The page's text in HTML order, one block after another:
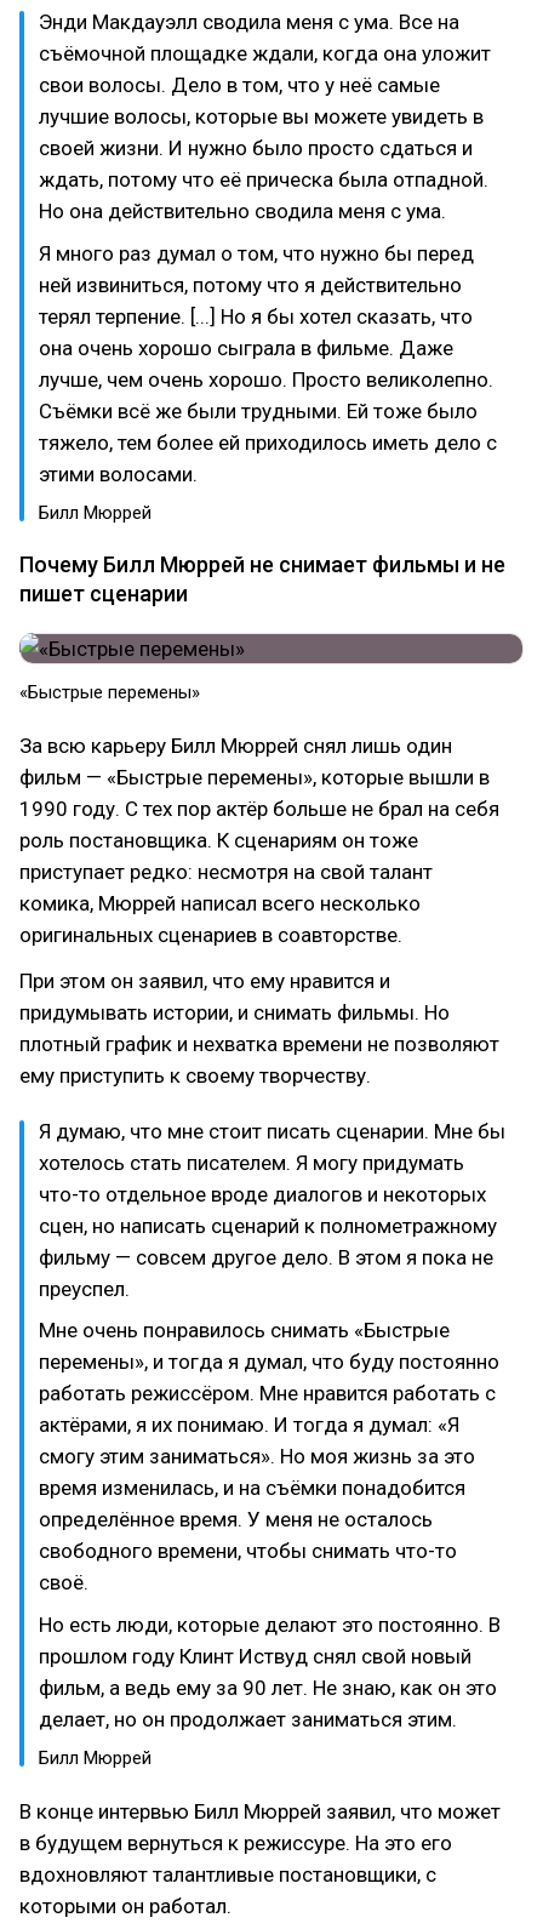
Энди Макдауэлл сводила меня с ума. Все на
съёмочной площадке ждали, когда она уложит
свои волосы. Дело в том, что у неё самые
лучшие волосы, которые вы можете увидеть в
своей жизни. И нужно было просто сдаться и
ждать, потому что её прическа была отпадной.
Но она действительно сводила меня с ума.
Я много раз думал о том, что нужно бы перед
ней извиниться, потому что я действительно
терял терпение. [...] Но я бы хотел сказать, что
она очень хорошо сыграла в фильме. Даже
лучше, чем очень хорошо. Просто великолепно.
Съёмки всё же были трудными. Ей тоже было
тяжело, тем более ей приходилось иметь дело с
этими волосами.
Билл Мюррей
Почему Билл Мюррей не снимает фильмы и не
пишет сценарии
«Быстрые перемены»
За всю карьеру Билл Мюррей снял лишь один
фильм — «Быстрые перемены», которые вышли в
1990 году. С тех пор актёр больше не брал на себя
роль постановщика. К сценариям он тоже
приступает редко: несмотря на свой талант
комика, Мюррей написал всего несколько
оригинальных сценариев в соавторстве.
При этом он заявил, что ему нравится и
придумывать истории, и снимать фильмы. Но
плотный график и нехватка времени не позволяют
ему приступить к своему творчеству.
Я думаю, что мне стоит писать сценарии. Мне бы
хотелось стать писателем. Я могу придумать
что-то отдельное вроде диалогов и некоторых
сцен, но написать сценарий к полнометражному
фильму — совсем другое дело. В этом я пока не
преуспел.
Мне очень понравилось снимать «Быстрые
перемены», и тогда я думал, что буду постоянно
работать режиссёром. Мне нравится работать с
актёрами, я их понимаю. И тогда я думал: «Я
смогу этим заниматься». Но моя жизнь за это
время изменилась, и на съёмки понадобится
определённое время. У меня не осталось
свободного времени, чтобы снимать что-то
своё.
Но есть люди, которые делают это постоянно. В
прошлом году Клинт Иствуд снял свой новый
фильм, а ведь ему за 90 лет. Не знаю, как он это
делает, но он продолжает заниматься этим.
Билл Мюррей
В конце интервью Билл Мюррей заявил, что может
в будущем вернуться к режиссуре. На это его
вдохновляют талантливые постановщики, с
которыми он работал.